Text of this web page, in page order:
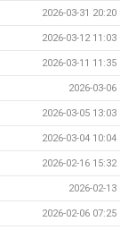
2026-03-31 20:20
2026-03-12 11:03
2026-03-11 11:35
2026-03-06
2026-03-05 13:03
2026-03-04 10:04
2026-02-16 15:32
2026-02-13
2026-02-06 07:25